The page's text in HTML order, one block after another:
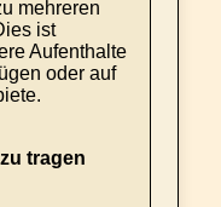
mehreren
ist
Aufenthalte
oder auf
tragen